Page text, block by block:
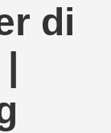
di